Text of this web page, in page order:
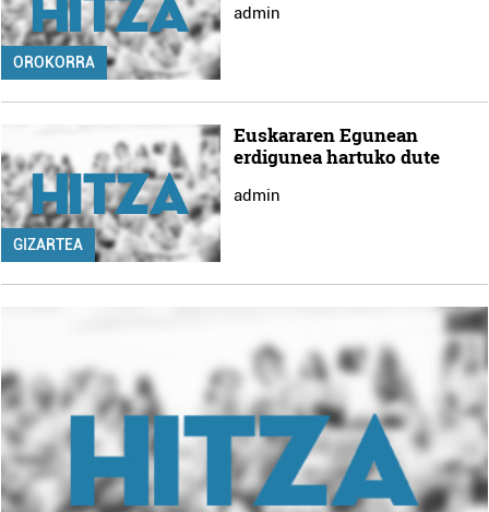
OROKORRA
admin
GIZARTEA
Euskararen Egunean
erdigunea hartuko dute
admin